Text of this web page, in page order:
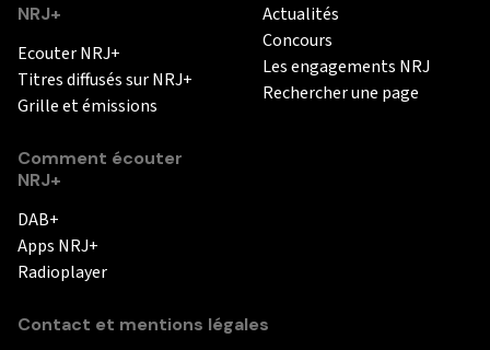
NRJ+
Ecouter NRJ+
Titres diffusés sur NRJ+
Grille et émissions
Comment écouter
NRJ+
DAB+
Apps NRJ+
Radioplayer
Actualités
Concours
Les engagements NRJ
Rechercher une page
Contact et mentions légales